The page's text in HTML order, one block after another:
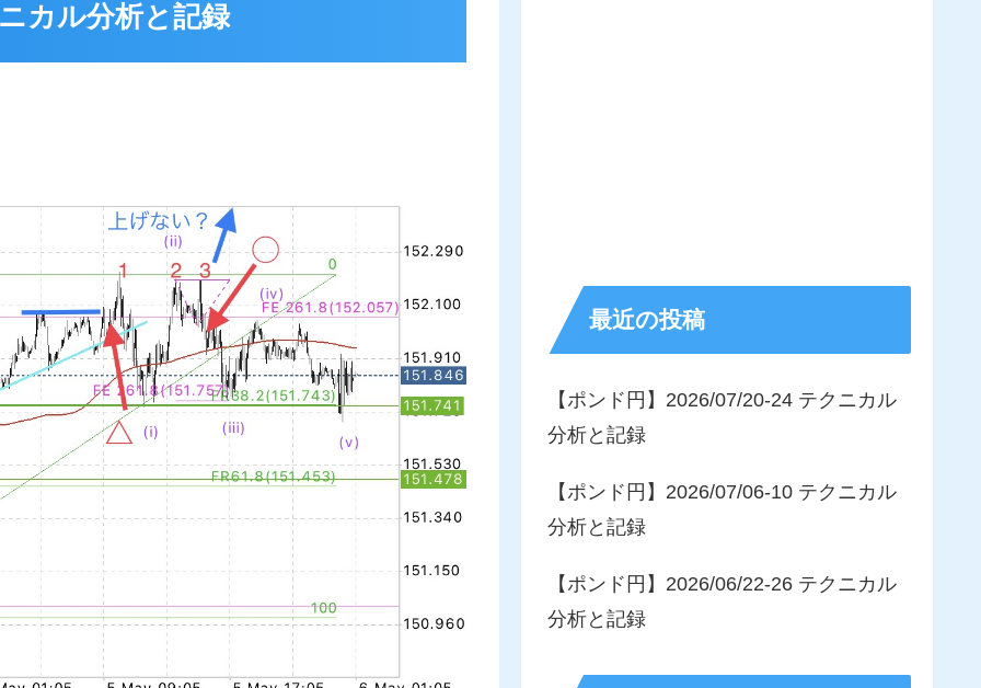
カル分析と記録
最近の投稿
【ポンド円】2026/07/20-24 テクニカル
分析と記録
【ポンド円】2026/07/06-10 テクニカル
分析と記録
【ポンド円】2026/06/22-26 テクニカル
分析と記録